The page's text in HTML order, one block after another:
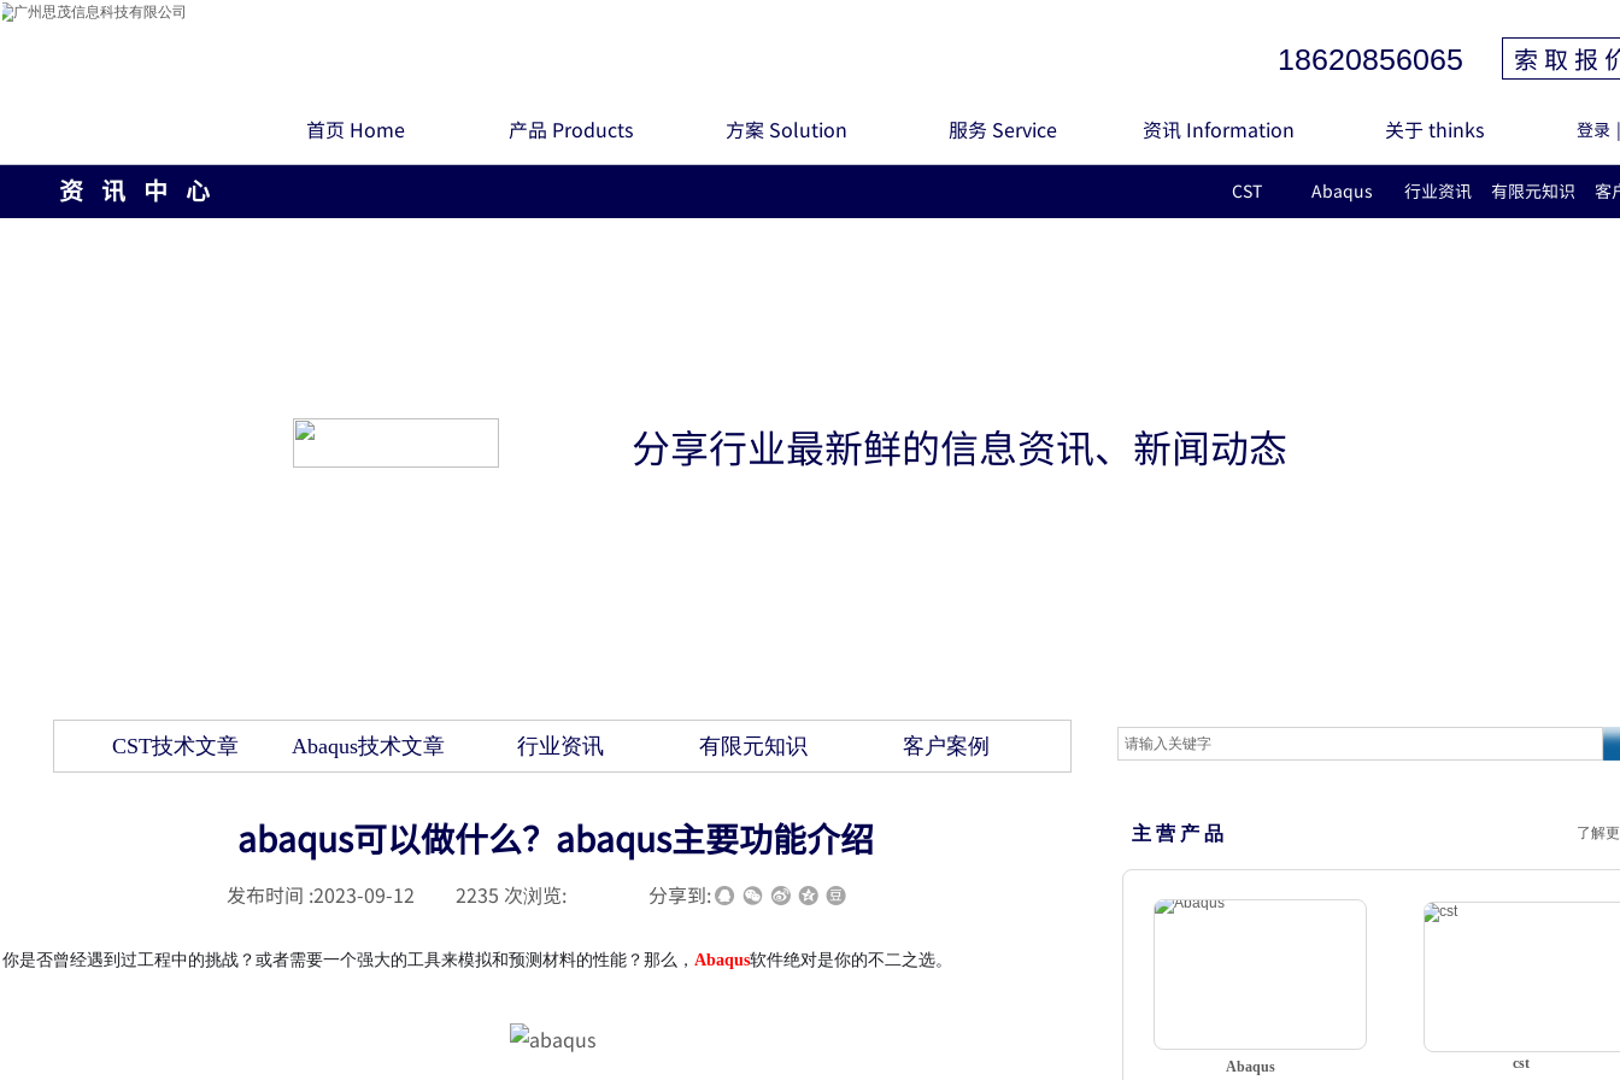
18620856065
登录 |
索 取 报
首页 Home 产品 Products 方案 Solution 服务 Service 资讯 Information 关于 thinks
分享行业最新鲜的信息资讯、新闻动态
资 讯 中 心 CST Abaqus 行业资讯 有限元知识 客
CST技术文章 Abaqus技术文章 行业资讯 有限元知识 客户案例
abaqus可以做什么？abaqus主要功能介绍
发布时间 :2023-09-12 2235 次浏览: 分享到:
你是否曾经遇到过工程中的挑战？或者需要一个强大的工具来模拟和预测材料的性能？那么， Abaqus软件绝对是你的不二之选。
主 营 产 品 了解
cst
Abaqus